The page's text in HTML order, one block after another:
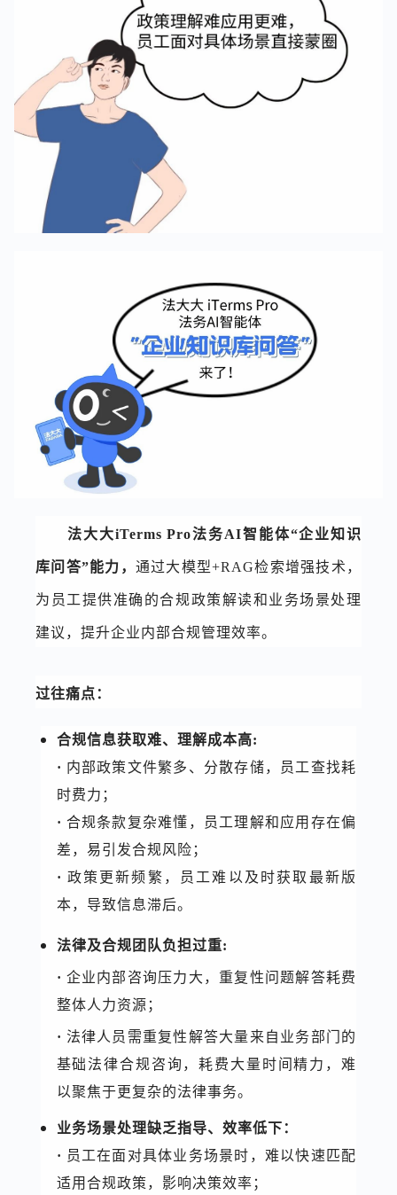
法大大iTerms Pro法务AI智能体“企业知识
库问答”能力， 通过大模型+RAG检索增强技术，
为员工提供准确的合规政策解读和业务场景处理
建议，提升企业内部合规管理效率。
过往痛点：
合规信息获取难、理解成本高:
· 内部政策文件繁多、分散存储，员工查找耗
时费力；
· 合规条款复杂难懂，员工理解和应用存在偏
差，易引发合规风险；
· 政策更新频繁，员工难以及时获取最新版
本，导致信息滞后。
法律及合规团队负担过重:
· 企业内部咨询压力大，重复性问题解答耗费
整体人力资源；
· 法律人员需重复性解答大量来自业务部门的
基础法律合规咨询，耗费大量时间精力，难
以聚焦于更复杂的法律事务。
业务场景处理缺乏指导、效率低下：
· 员工在面对具体业务场景时，难以快速匹配
适用合规政策，影响决策效率；